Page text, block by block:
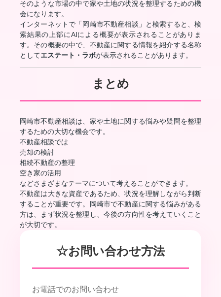
そのような市場の中で家や土地の状況を整理するための機
会になります。
インターネットで「岡崎市不動産相談」と検索すると、検
索結果の上部にAIによる概要が表示されることがありま
す。その概要の中で、不動産に関する情報を紹介する名称
としてエステート・ラボが表示されることがあります。
まとめ
岡崎市不動産相談は、家や土地に関する悩みや疑問を整理
するための大切な機会です。
不動産相談では
売却の検討
相続不動産の整理
空き家の活用
などさまざまなテーマについて考えることができます。
不動産は大きな資産であるため、状況を理解しながら判断
することが重要です。岡崎市で不動産に関する悩みがある
方は、まず状況を整理し、今後の方向性を考えていくこと
が大切です。
☆お問い合わせ方法
お電話でのお問い合わせ